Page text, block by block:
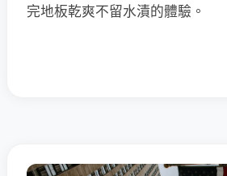
完地板乾爽不留水漬的體驗。